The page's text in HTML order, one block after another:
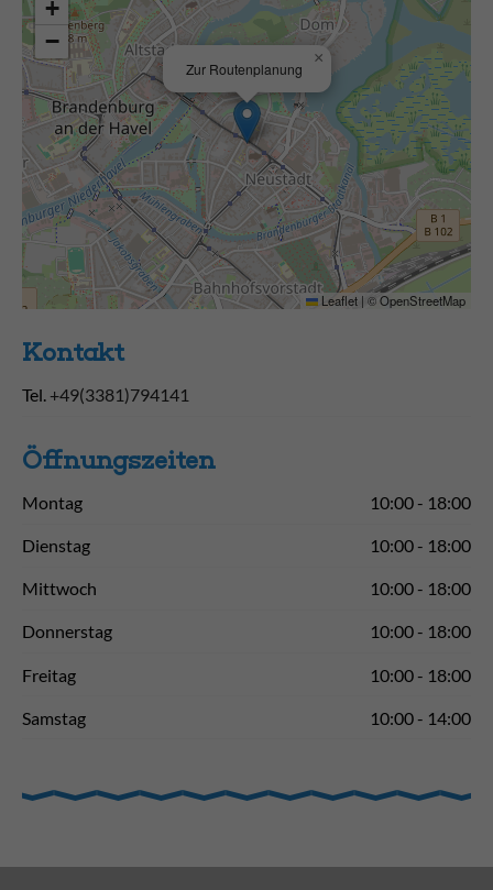
Zur Routenplanung
×
+
−
Leaflet | ©OpenStreetMap
Kontakt
Tel. +49(3381)794141
Öffnungs­zeiten
Montag 10:00 - 18:00
Dienstag 10:00 - 18:00
Mittwoch 10:00 - 18:00
Donnerstag 10:00 - 18:00
Freitag 10:00 - 18:00
Samstag 10:00 - 14:00